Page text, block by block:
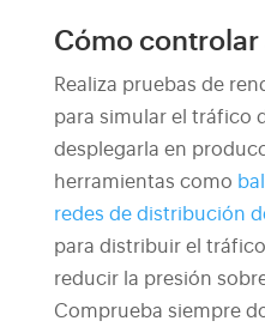
Cómo controlar
Realiza pruebas de
para simular el tráfico
desplegarla en
herramientas como
redes de distribución
para distribuir el
reducir la presión
Comprueba siempre